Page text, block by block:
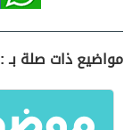
مواضيع ذات صلة بـ